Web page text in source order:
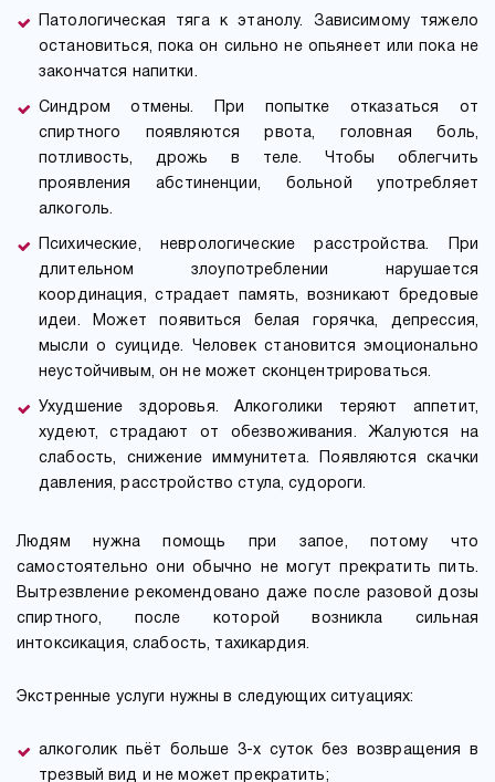
Патологическая тяга к этанолу. Зависимому тяжело
остановиться, пока он сильно не опьянеет или пока не
закончатся напитки.
Синдром отмены. При попытке отказаться от
спиртного появляются рвота, головная боль,
потливость, дрожь в теле. Чтобы облегчить
проявления абстиненции, больной употребляет
алкоголь.
Психические, неврологические расстройства. При
длительном злоупотреблении нарушается
координация, страдает память, возникают бредовые
идеи. Может появиться белая горячка, депрессия,
мысли о суициде. Человек становится эмоционально
неустойчивым, он не может сконцентрироваться.
Ухудшение здоровья. Алкоголики теряют аппетит,
худеют, страдают от обезвоживания. Жалуются на
слабость, снижение иммунитета. Появляются скачки
давления, расстройство стула, судороги.
Людям нужна помощь при запое, потому что
самостоятельно они обычно не могут прекратить пить.
Вытрезвление рекомендовано даже после разовой дозы
спиртного, после которой возникла сильная
интоксикация, слабость, тахикардия.
Экстренные услуги нужны в следующих ситуациях:
алкоголик пьёт больше 3-х суток без возвращения в
трезвый вид и не может прекратить;